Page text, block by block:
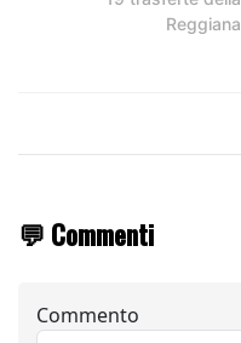
Reggiana
💬 Commenti